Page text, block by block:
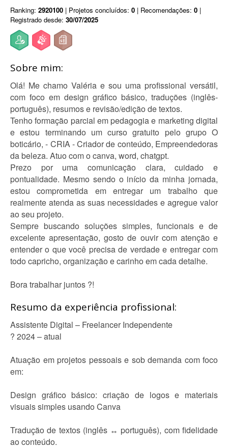
Ranking: 2920100 | Projetos concluídos: 0 | Recomendações: 0 |
Registrado desde: 30/07/2025
Sobre mim:
Olá! Me chamo Valéria e sou uma profissional versátil,
com foco em design gráfico básico, traduções (inglês-
português), resumos e revisão/edição de textos.
Tenho formação parcial em pedagogia e marketing digital
e estou terminando um curso gratuito pelo grupo O
boticário, - CRIA - Criador de conteúdo, Empreendedoras
da beleza. Atuo com o canva, word, chatgpt.
Prezo por uma comunicação clara, cuidado e
pontualidade. Mesmo sendo o início da minha jornada,
estou comprometida em entregar um trabalho que
realmente atenda as suas necessidades e agregue valor
ao seu projeto.
Sempre buscando soluções simples, funcionais e de
excelente apresentação, gosto de ouvir com atenção e
entender o que você precisa de verdade e entregar com
todo capricho, organização e carinho em cada detalhe.
Bora trabalhar juntos ?!
Resumo da experiência profissional:
Assistente Digital – Freelancer Independente
? 2024 – atual
Atuação em projetos pessoais e sob demanda com foco
em:
Design gráfico básico: criação de logos e materiais
visuais simples usando Canva
Tradução de textos (inglês ↔ português), com fidelidade
ao conteúdo.